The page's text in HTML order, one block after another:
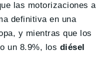
las motorizaciones a
definitiva en una
y mientras que los
un 8.9%, los diésel